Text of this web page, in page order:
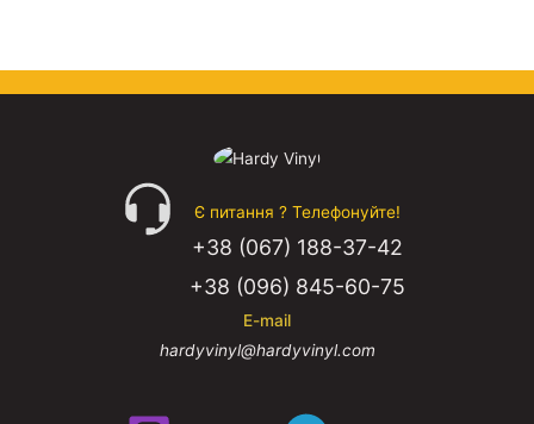
Є питання ? Телефонуйте!
+38 (067) 188-37-42
+38 (096) 845-60-75
E-mail
hardyvinyl@hardyvinyl.com